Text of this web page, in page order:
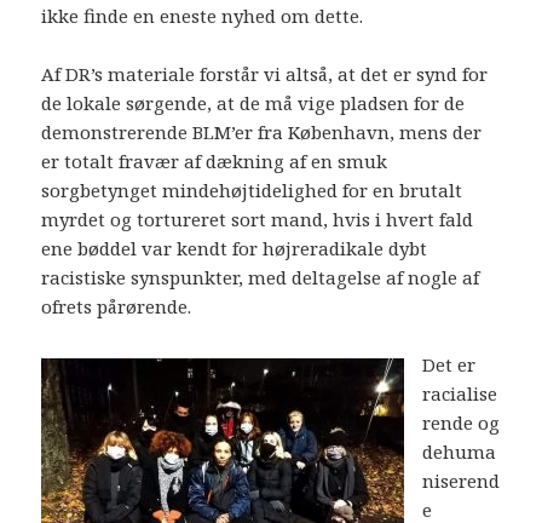
ikke finde en eneste nyhed om dette.
Af DR’s materiale forstår vi altså, at det er synd for
de lokale sørgende, at de må vige pladsen for de
demonstrerende BLM’er fra København, mens der
er totalt fravær af dækning af en smuk
sorgbetynget mindehøjtidelighed for en brutalt
myrdet og tortureret sort mand, hvis i hvert fald
ene bøddel var kendt for højreradikale dybt
racistiske synspunkter, med deltagelse af nogle af
ofrets pårørende.
Det er
racialise
rende og
dehuma
niserend
e